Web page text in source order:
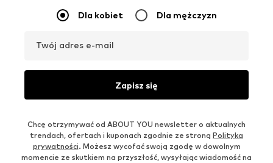
Dla kobiet Dla mężczyzn
Twój adres e-mail
Zapisz się
Chcę otrzymywać od ABOUT YOU newsletter o aktualnych
trendach, ofertach i kuponach zgodnie ze stroną Polityka
prywatności. Możesz wycofać swoją zgodę w dowolnym
momencie ze skutkiem na przyszłość, wysyłając wiadomość na